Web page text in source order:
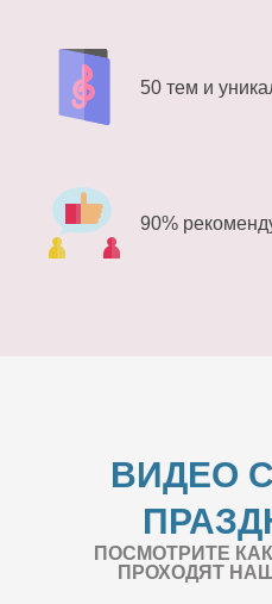
50 тем и
90%
ВИДЕО
ПОСМОТРИТЕ
ПРОХОДЯТ